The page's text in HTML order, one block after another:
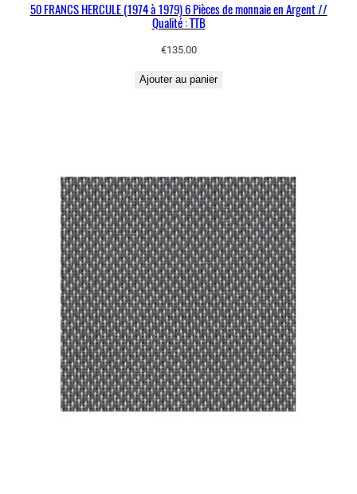
50 FRANCS HERCULE (1974 à 1979) 6 Pièces de monnaie en Argent //
Qualité : TTB
€135.00
Ajouter au panier